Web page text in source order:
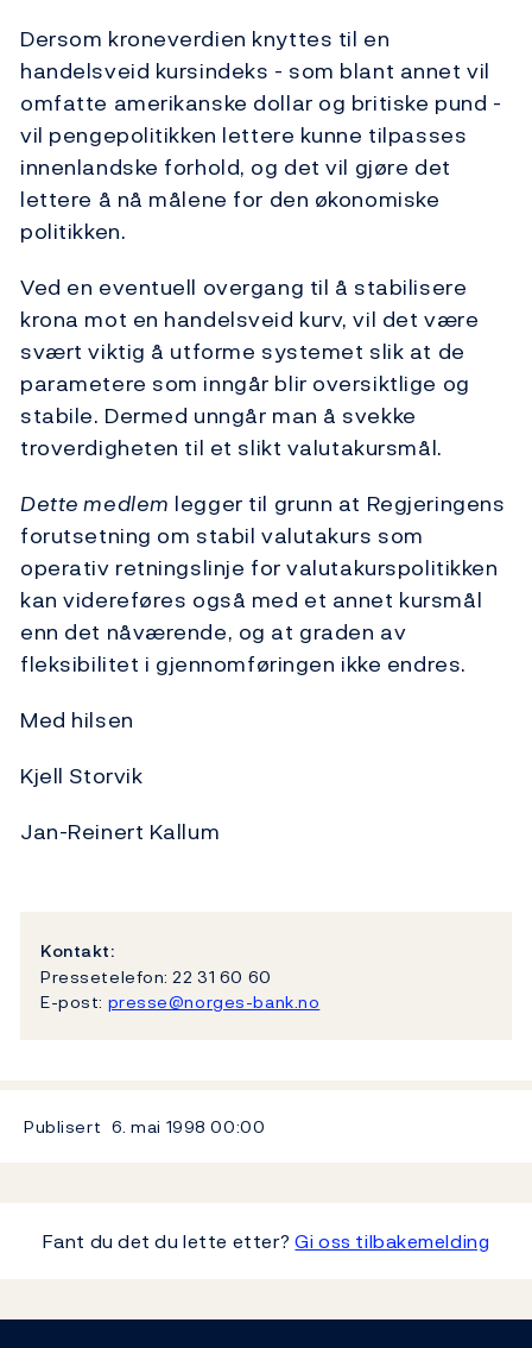
Dersom kroneverdien knyttes til en
handelsveid kursindeks - som blant annet vil
omfatte amerikanske dollar og britiske pund -
vil pengepolitikken lettere kunne tilpasses
innenlandske forhold, og det vil gjøre det
lettere å nå målene for den økonomiske
politikken.
Ved en eventuell overgang til å stabilisere
krona mot en handelsveid kurv, vil det være
svært viktig å utforme systemet slik at de
parametere som inngår blir oversiktlige og
stabile. Dermed unngår man å svekke
troverdigheten til et slikt valutakursmål.
Dette medlem legger til grunn at Regjeringens
forutsetning om stabil valutakurs som
operativ retningslinje for valutakurspolitikken
kan videreføres også med et annet kursmål
enn det nåværende, og at graden av
fleksibilitet i gjennomføringen ikke endres.
Med hilsen
Kjell Storvik
Jan-Reinert Kallum
Kontakt:
Pressetelefon: 22 31 60 60
E-post: presse@norges-bank.no
Publisert 6. mai 199800:00
Fant du det du lette etter?Gi oss tilbakemelding